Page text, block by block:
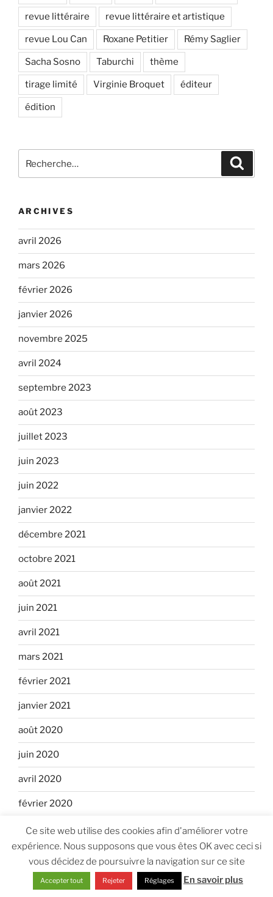
revue littéraire revue littéraire et artistique
revue Lou Can Roxane Petitier Rémy Saglier
Sacha Sosno Taburchi thème
tirage limité Virginie Broquet éditeur
édition
pour
ARCHIVES
avril 2026
mars 2026
février 2026
janvier 2026
novembre 2025
avril 2024
septembre 2023
août 2023
juillet 2023
juin 2023
juin 2022
janvier 2022
décembre 2021
octobre 2021
août 2021
juin 2021
avril 2021
mars 2021
février 2021
janvier 2021
août 2020
juin 2020
avril 2020
février 2020
janvier 2020
juin 2018
décembre 2017
Ce site web utilise des cookies afin d'améliorer votre
expérience. Nous supposons que vous êtes OK avec ceci si
vous décidez de poursuivre la navigation sur ce site
Accepter tout Rejeter Réglages En savoir plus